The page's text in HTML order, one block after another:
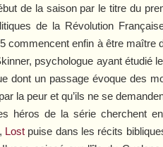
de la saison par le titre du
de la Révolution
commencent enfin à être maître
psychologue ayant étudié
dont un passage évoque des
la peur et qu’ils ne se
héros de la série cherchent
Lostpuise dans les récits